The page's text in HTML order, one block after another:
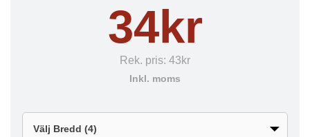
34kr
Rek. pris: 43kr
Inkl. moms